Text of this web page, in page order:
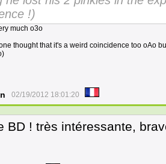
!)
much o3o
thought that it's a weird coincidence too oAo
02/19/2012 18:01:20
BD ! très intéressante,